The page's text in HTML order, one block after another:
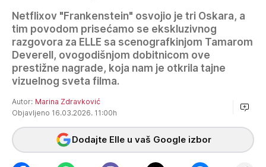
Netflixov "Frankenstein" osvojio je tri Oskara, a
tim povodom prisećamo se ekskluzivnog
razgovora za ELLE sa scenografkinjom Tamarom
Deverell, ovogodišnjom dobitnicom ove
prestižne nagrade, koja nam je otkrila tajne
vizuelnog sveta filma.
Autor: Marina Zdravković
Objavljeno 16.03.2026. 11:00h
Dodajte Elle u vaš Google izbor